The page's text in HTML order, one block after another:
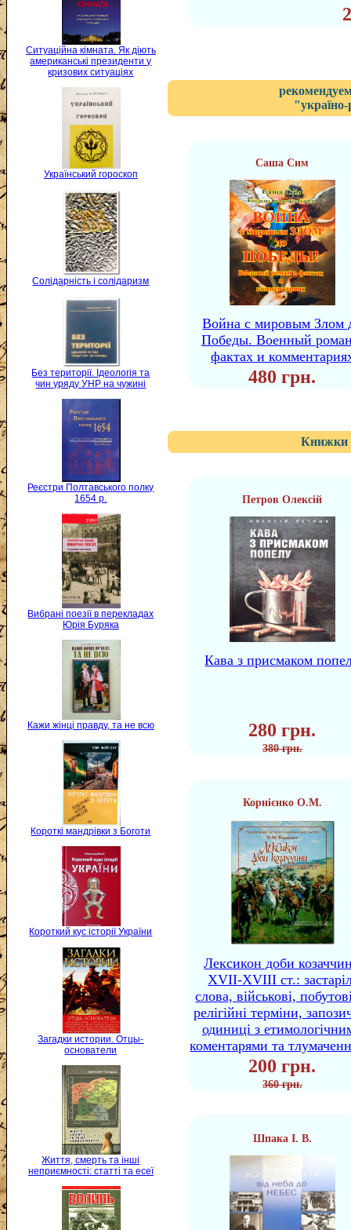
Ситуаційна кімната. Як діють
американські президенти у
кризових ситуаціях
Український гороскоп
Солідарність і солідаризм
Без території. Ідеологія та
чин уряду УНР на чужині
Реєстри Полтавського полку
1654 р.
Вибрані поезії в перекладах
Юрія Буряка
Кажи жінці правду, та не всю
Короткі мандрівки з Боготи
Короткий кус історії України
Загадки истории. Отцы-
основатели
Життя, смерть та інші
неприємності: статті та есеї
"україно-
Саша Сим
Война с мировым Злом
Победы. Военный
фактах и
480 грн.
Книжки
Петров Олексій
Кава з присмаком
280 грн.
380 грн.
Корнієнко О.М.
Лексикон доби
XVII-XVIII ст.:
слова, військові,
релігійні терміни,
одиниці з
коментарями та
200 грн.
360 грн.
Шпака І. В.